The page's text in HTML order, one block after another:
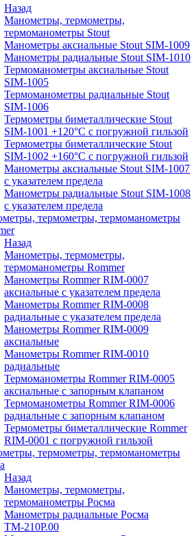
Назад
Манометры, термометры,
термоманометры Stout
Манометры аксиальные Stout SIM-1009
Манометры радиальные Stout SIM-1010
Термоманометры аксиальные Stout
SIM-1005
Термоманометры радиальные Stout
SIM-1006
Термометры биметаллические Stout
SIM-1001 +120°С с погружной гильзой
Термометры биметаллические Stout
SIM-1002 +160°С с погружной гильзой
Манометры аксиальные Stout SIM-1007
с указателем предела
Манометры радиальные Stout SIM-1008
с указателем предела
термометры, термоманометры
Назад
Манометры, термометры,
термоманометры Rommer
Манометры Rommer RIM-0007
аксиальные с указателем предела
Манометры Rommer RIM-0008
радиальные с указателем предела
Манометры Rommer RIM-0009
аксиальные
Манометры Rommer RIM-0010
радиальные
Термоманометры Rommer RIM-0005
аксиальные с запорным клапаном
Термоманометры Rommer RIM-0006
радиальные с запорным клапаном
Термометры биметаллические Rommer
RIM-0001 с погружной гильзой
термометры, термоманометры
Назад
Манометры, термометры,
термоманометры Росма
Манометры радиальные Росма
ТМ-210P.00